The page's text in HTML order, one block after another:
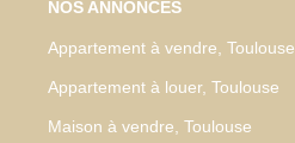
NOS ANNONCES
Appartement à vendre, Toulouse
Appartement à louer, Toulouse
Maison à vendre, Toulouse